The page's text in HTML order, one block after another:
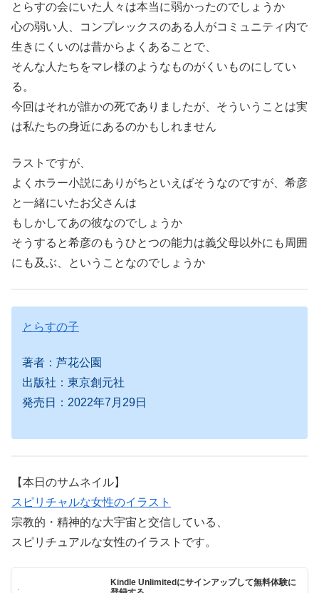
とらすの会にいた人々は本当に弱かったのでしょうか
心の弱い人、コンプレックスのある人がコミュニティ内で
生きにくいのは昔からよくあることで、
そんな人たちをマレ様のようなものがくいものにしてい
る。
今回はそれが誰かの死でありましたが、そういうことは実
は私たちの身近にあるのかもしれません
ラストですが、
よくホラー小説にありがちといえばそうなのですが、希彦
と一緒にいたお父さんは
もしかしてあの彼なのでしょうか
そうすると希彦のもうひとつの能力は義父母以外にも周囲
にも及ぶ、ということなのでしょうか
とらすの子
著者：芦花公園
出版社：東京創元社
発売日：2022年7月29日
【本日のサムネイル】
スピリチャルな女性のイラスト
宗教的・精神的な大宇宙と交信している、
スピリチュアルな女性のイラストです。
Kindle Unlimitedにサインアップして無料体験に